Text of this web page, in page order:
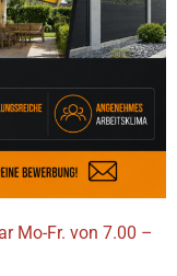
Mo-Fr. von 7.00 –